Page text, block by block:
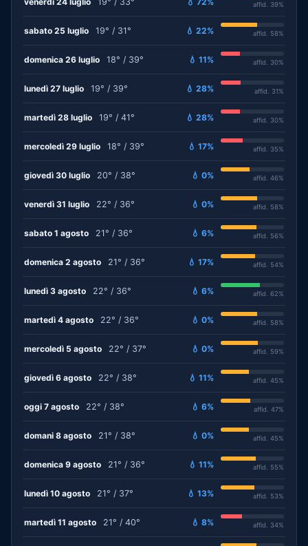
affid. 39%
sabato 25 luglio 19° / 31° 💧 22% affid. 58%
domenica 26 luglio 18° / 39° 💧 11% affid. 30%
lunedì 27 luglio 19° / 39° 💧 28% affid. 31%
martedì 28 luglio 19° / 41° 💧 28% affid. 30%
mercoledì 29 luglio 18° / 39° 💧 17% affid. 35%
giovedì 30 luglio 20° / 38° 💧 0% affid. 46%
venerdì 31 luglio 22° / 36° 💧 0% affid. 58%
sabato 1 agosto 21° / 36° 💧 6% affid. 56%
domenica 2 agosto 21° / 36° 💧 17% affid. 54%
lunedì 3 agosto 22° / 36° 💧 6% affid. 62%
martedì 4 agosto 22° / 36° 💧 0% affid. 58%
mercoledì 5 agosto 22° / 37° 💧 0% affid. 59%
giovedì 6 agosto 22° / 38° 💧 11% affid. 45%
oggi 7 agosto 22° / 38° 💧 6% affid. 47%
domani 8 agosto 21° / 38° 💧 0% affid. 45%
domenica 9 agosto 21° / 36° 💧 11% affid. 55%
lunedì 10 agosto 21° / 37° 💧 13% affid. 53%
martedì 11 agosto 21° / 40° 💧 8% affid. 34%